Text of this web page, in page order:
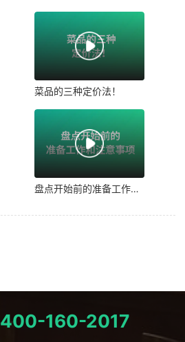
菜品的三种定价法！
盘点开始前的准备工作和注意事项！
400-160-2017